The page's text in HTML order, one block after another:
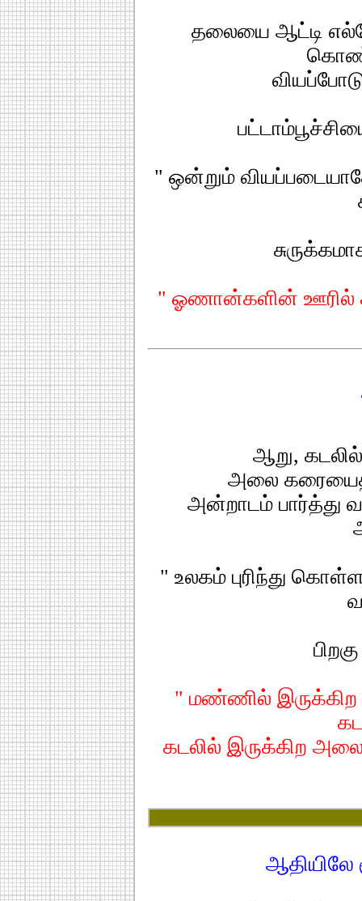
தலையை ஆட்டி
" ஒன்றும்
" ஓணான்களின் ஊரில்
ஆறு,
அலை கரையைத்
அன்றாடம் பார்த்து
" உலகம் புரிந்து
" மண்ணில் இருக்கிற
கடலில் இருக்கிற
ஆதியிலே